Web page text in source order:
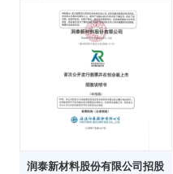
润泰新材料股份有限公司招股